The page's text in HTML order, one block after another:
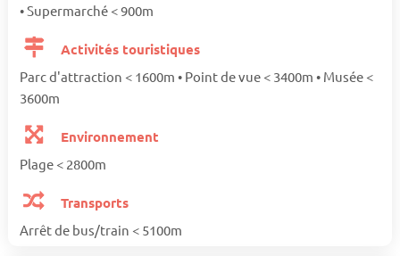
• Supermarché < 900m
Activités touristiques
Parc d'attraction < 1600m • Point de vue < 3400m • Musée <
3600m
Environnement
Plage < 2800m
Transports
Arrêt de bus/train < 5100m